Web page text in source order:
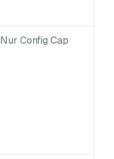
Nur Config Cap